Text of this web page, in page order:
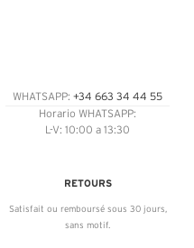
WHATSAPP: +34 663 34 44 55
Horario WHATSAPP:
L-V: 10:00 a 13:30
RETOURS
Satisfait ou remboursé sous 30 jours,
sans motif.